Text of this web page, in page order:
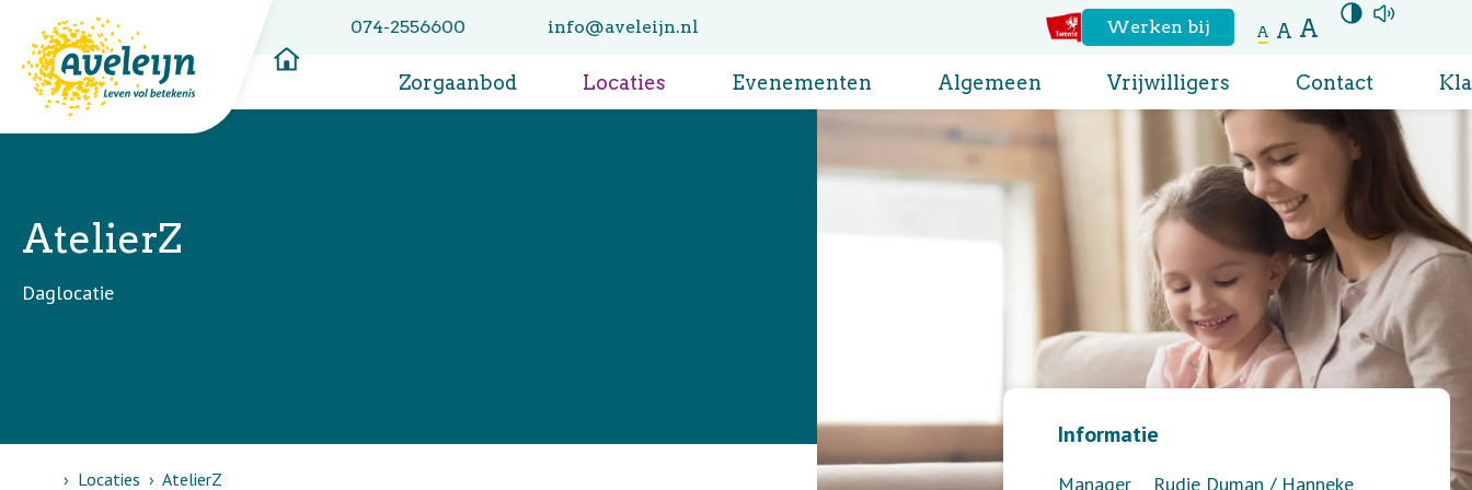
074-2556600
info@aveleijn.nl
website
regio
Werken bij A A A Hoog contrast
aanzetten
Zorgaanbod Locaties Evenementen Algemeen Vrijwilligers Contact
AtelierZ
Daglocatie
HomeLocaties AtelierZ
Informatie
Manager Rudie Duman / Hanneke